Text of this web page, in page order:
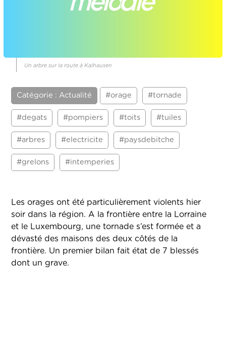
Un arbre sur la route à Kalhausen
Catégorie : Actualité #orage #tornade
#degats #pompiers #toits #tuiles
#arbres #electricite #paysdebitche
#grelons #intemperies
Les orages ont été particulièrement violents hier
soir dans la région. A la frontière entre la Lorraine
et le Luxembourg, une tornade s’est formée et a
dévasté des maisons des deux côtés de la
frontière. Un premier bilan fait état de 7 blessés
dont un grave.